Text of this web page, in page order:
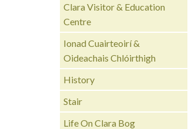
Clara Visitor & Education
Centre
Ionad Cuairteoirí &
Oideachais Chlóirthigh
History
Stair
Life On Clara Bog